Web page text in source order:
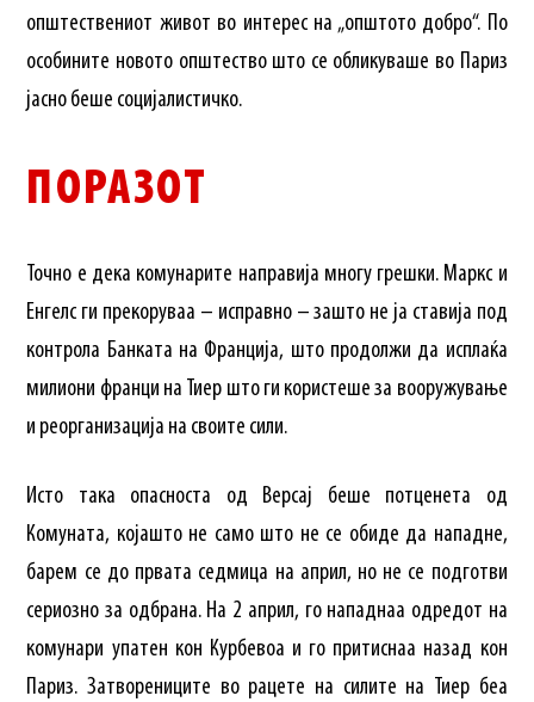
општествениот живот во интерес на „општото добро“. По
особините новото општество што се обликуваше во Париз
јасно беше социјалистичко.
ПОРАЗОТ
Точно е дека комунарите направија многу грешки. Маркс и
Енгелс ги прекоруваа – исправно – зашто не ја ставија под
контрола Банката на Франција, што продолжи да исплаќа
милиони франци на Тиер што ги користеше за вооружување
и реорганизација на своите сили.
Исто така опасноста од Версај беше потценета од
Комуната, којашто не само што не се обиде да нападне,
барем се до првата седмица на април, но не се подготви
сериозно за одбрана. На 2 април, го нападнаа одредот на
комунари упатен кон Курбевоа и го притиснаа назад кон
Париз. Затворениците во рацете на силите на Тиер беа